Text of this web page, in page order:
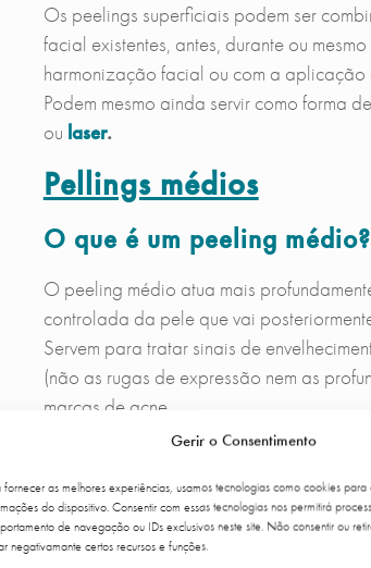
Gerir o Consentimento
fornecer as melhores experiências, usamos tecnologias como cookies
do dispositivo. Consentir com essas tecnologias nos permitirá
de navegação ou IDs exclusivos neste site. Não consentir ou
negativamante certos recursos e funções.
Os peelings superficiais podem ser
facial existentes, antes, durante ou
harmonização facial ou com a aplicação
Podem mesmo ainda servir como forma
ou laser.
Pellings médios
O que é um peeling médio?
O peeling médio atua mais
controlada da pele que vai
Servem para tratar sinais de
(não as rugas de expressão nem as
marcas de acne.
Pode efetuar-se em qualquer idade,
ser realizado com várias precauções.
Habitualmente são realizados com
versões mais modernas desta
nutritivos e reparadores para obter um